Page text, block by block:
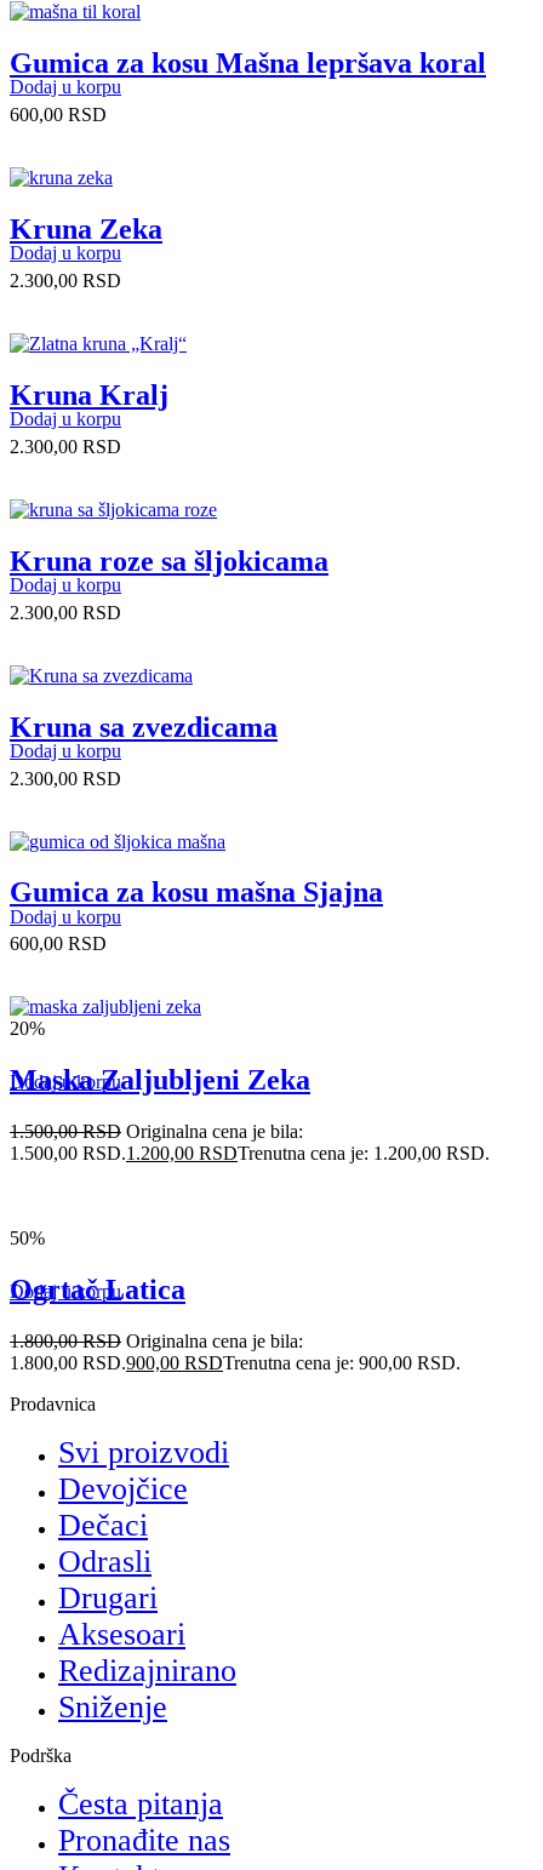
Dodaj u korpu
Gumica za kosu Mašna lepršava koral
600,00 RSD
Dodaj u korpu
Kruna Zeka
2.300,00 RSD
Dodaj u korpu
Kruna Kralj
2.300,00 RSD
Dodaj u korpu
Kruna roze sa šljokicama
2.300,00 RSD
Dodaj u korpu
Kruna sa zvezdicama
2.300,00 RSD
Dodaj u korpu
Gumica za kosu mašna Sjajna
600,00 RSD
Dodaj u korpu
20%
Maska Zaljubljeni Zeka
1.500,00RSD Originalna cena je bila:
1.500,00 RSD.1.200,00 RSDTrenutna cena je: 1.200,00 RSD.
Dodaj u korpu
50%
Ogrtač Latica
1.800,00RSD Originalna cena je bila:
1.800,00 RSD.900,00 RSDTrenutna cena je: 900,00 RSD.
Prodavnica
Svi proizvodi
Devojčice
Dečaci
Odrasli
Drugari
Aksesoari
Redizajnirano
Sniženje
Podrška
Česta pitanja
Pronađite nas